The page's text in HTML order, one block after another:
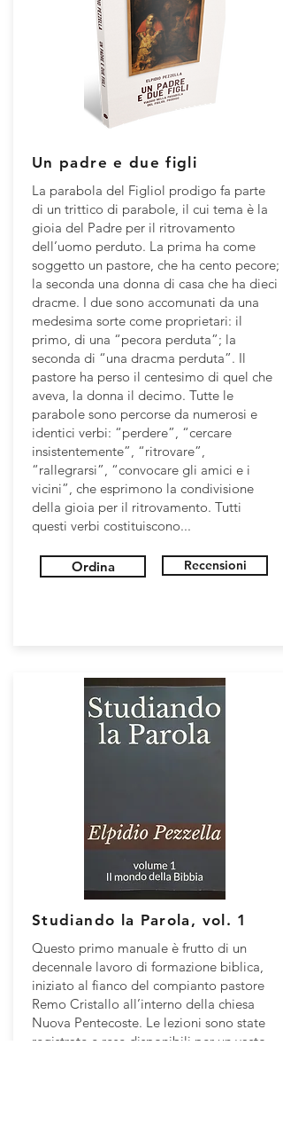
Un padre e due figli
La parabola del Figliol prodigo fa parte
di un trittico di parabole, il cui tema è la
gioia del Padre per il ritrovamento
dell’uomo perduto. La prima ha come
soggetto un pastore, che ha cento pecore;
la seconda una donna di casa che ha dieci
dracme. I due sono accomunati da una
medesima sorte come proprietari: il
primo, di una “pecora perduta”; la
seconda di “una dracma perduta”. Il
pastore ha perso il centesimo di quel che
aveva, la donna il decimo. Tutte le
parabole sono percorse da numerosi e
identici verbi: “perdere”, “cercare
insistentemente”, “ritrovare”,
“rallegrarsi”, “convocare gli amici e i
vicini”, che esprimono la condivisione
della gioia per il ritrovamento. Tutti
questi verbi costituiscono...
Ordina Recensioni
Studiando la Parola, vol. 1
Questo primo manuale è frutto di un
decennale lavoro di formazione biblica,
iniziato al fianco del compianto pastore
Remo Cristallo all’interno della chiesa
Nuova Pentecoste. Le lezioni sono state
registrate e rese disponibili per un vasto